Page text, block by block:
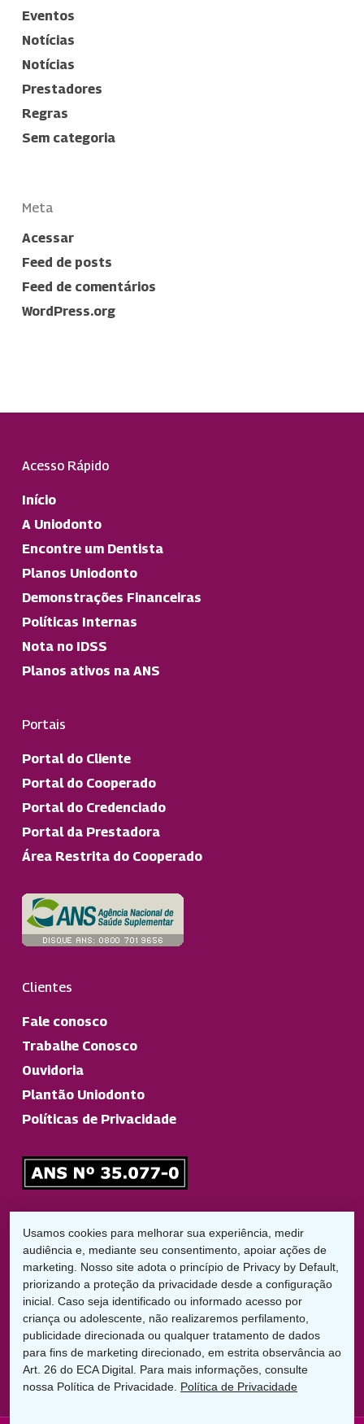
Eventos
Notícias
Notícias
Prestadores
Regras
Sem categoria
Meta
Acessar
Feed de posts
Feed de comentários
WordPress.org
Acesso Rápido
Início
A Uniodonto
Encontre um Dentista
Planos Uniodonto
Demonstrações Financeiras
Políticas Internas
Nota no IDSS
Planos ativos na ANS
Portais
Portal do Cliente
Portal do Cooperado
Portal do Credenciado
Portal da Prestadora
Área Restrita do Cooperado
Clientes
Fale conosco
Trabalhe Conosco
Ouvidoria
Plantão Uniodonto
Políticas de Privacidade
Responsável Técnico
Dr. Diego Garbelini Lorena
CRO/PR: 21826
LGPD:
Encarregado de Proteção de Dados
Cláudio C. Braga
dpo@uniodontolondrina.coop.br
Usamos cookies para melhorar sua experiência, medir
audiência e, mediante seu consentimento, apoiar ações de
marketing. Nosso site adota o princípio de Privacy by Default,
priorizando a proteção da privacidade desde a configuração
inicial. Caso seja identificado ou informado acesso por
criança ou adolescente, não realizaremos perfilamento,
publicidade direcionada ou qualquer tratamento de dados
para fins de marketing direcionado, em estrita observância ao
Art. 26 do ECA Digital. Para mais informações, consulte
nossa Política de Privacidade. Política de Privacidade